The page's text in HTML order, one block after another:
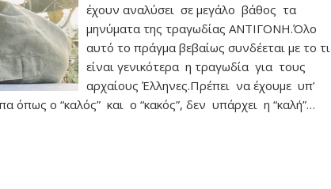
έχουν αναλύσει σε μεγάλο βάθος τα
μηνύματα της τραγωδίας ΑΝΤΙΓΟΝΗ.Όλο
αυτό το πράγμα βεβαίως συνδέεται με το τι
είναι γενικότερα η τραγωδία για τους
αρχαίους Έλληνες.Πρέπει να έχουμε υπ’
ο “καλός” και ο “κακός”, δεν υπάρχει η “καλή”…